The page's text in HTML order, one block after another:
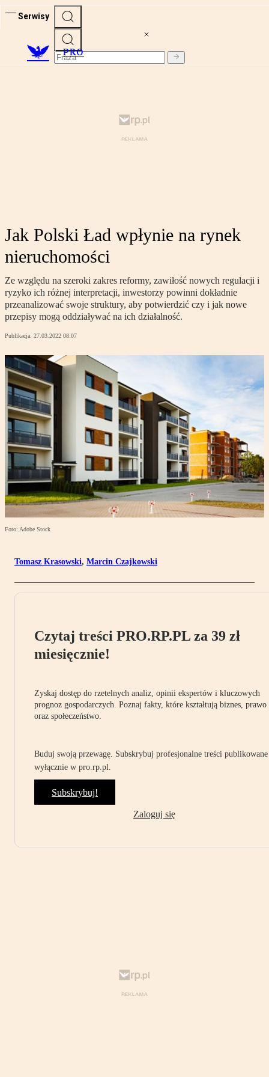
Serwisy
PRO
Jak Polski Ład wpłynie na rynek
nieruchomości
Ze względu na szeroki zakres reformy, zawiłość nowych regulacji i
ryzyko ich różnej interpretacji, inwestorzy powinni dokładnie
przeanalizować swoje struktury, aby potwierdzić czy i jak nowe
przepisy mogą oddziaływać na ich działalność.
Publikacja: 27.03.2022 08:07
Foto: Adobe Stock
Tomasz Krasowski, Marcin Czajkowski
Czytaj treści PRO.RP.PL za 39 zł
miesięcznie!
Zyskaj dostęp do rzetelnych analiz, opinii ekspertów i kluczowych
prognoz gospodarczych. Poznaj fakty, które kształtują biznes, prawo
oraz społeczeństwo.
Buduj swoją przewagę. Subskrybuj profesjonalne treści publikowane
wyłącznie w pro.rp.pl.
Subskrybuj!
Zaloguj się